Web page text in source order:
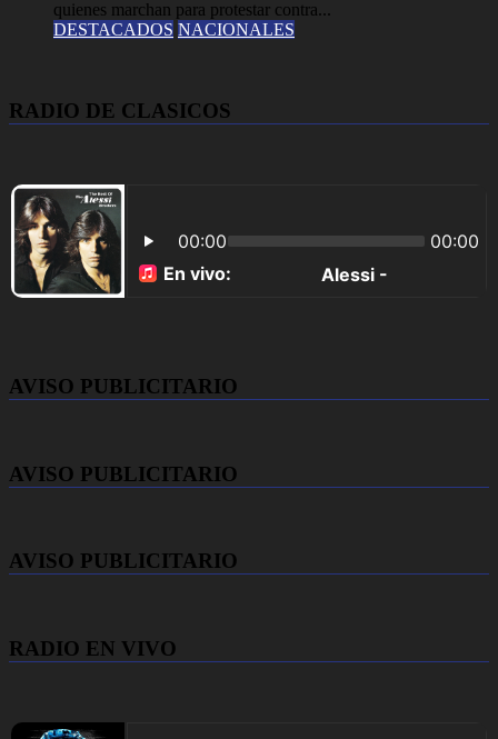
quienes marchan para protestar contra...
DESTACADOS NACIONALES
RADIO DE CLASICOS
AVISO PUBLICITARIO
AVISO PUBLICITARIO
AVISO PUBLICITARIO
RADIO EN VIVO